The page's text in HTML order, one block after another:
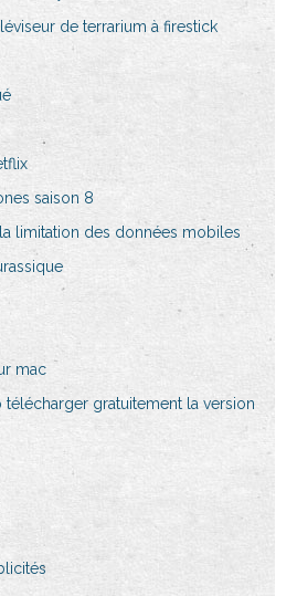
de terrarium à firestick
saison 8
limitation des données mobiles
mac
télécharger gratuitement la version